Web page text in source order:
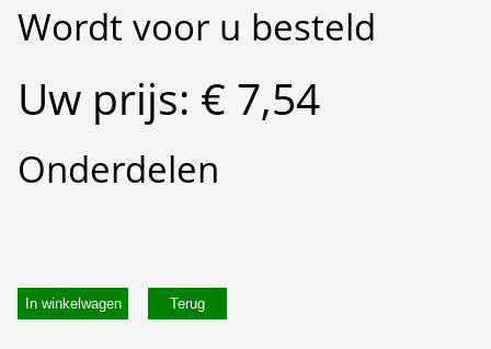
Wordt voor u besteld
Uw prijs: € 7,54
Onderdelen
In winkelwagen